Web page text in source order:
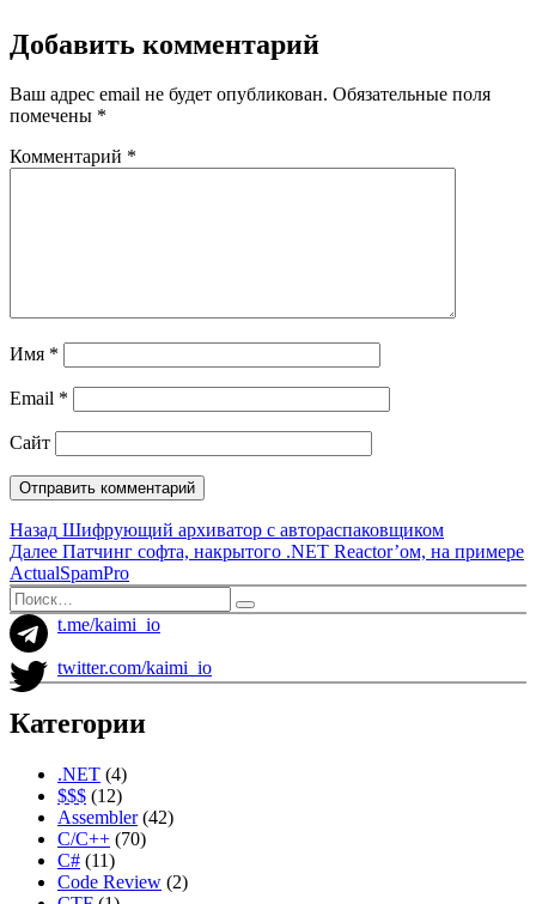
Добавить комментарий
Ваш адрес email не будет опубликован. Обязательные поля
помечены *
Комментарий *
Имя *
Email *
Сайт
Навигация
по
записям
Назад Предыдущая
запись:
Шифрующий архиватор с автораспаковщиком
Далее Следующая
запись:
Патчинг софта, накрытого .NET Reactor’ом, на примере
ActualSpamPro
Искать:
Поиск
t.me/kaimi_io
twitter.com/kaimi_io
Категории
.NET (4)
$$$ (12)
Assembler(42)
C/C++ (70)
C# (11)
Code Review (2)